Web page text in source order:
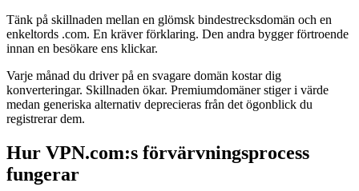
Tänk på skillnaden mellan en glömsk bindestrecksdomän och en
enkeltords .com. En kräver förklaring. Den andra bygger förtroende
innan en besökare ens klickar.
Varje månad du driver på en svagare domän kostar dig
konverteringar. Skillnaden ökar. Premiumdomäner stiger i värde
medan generiska alternativ deprecieras från det ögonblick du
registrerar dem.
Hur VPN.com:s förvärvningsprocess
fungerar